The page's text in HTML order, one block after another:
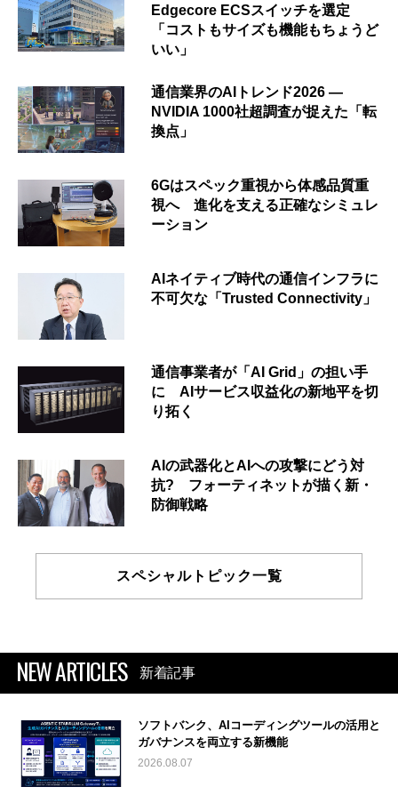
Edgecore ECSスイッチを選定
「コストもサイズも機能もちょうど
いい」
通信業界のAIトレンド2026 ―
NVIDIA 1000社超調査が捉えた「転
換点」
6Gはスペック重視から体感品質重
視へ 進化を支える正確なシミュレ
ーション
AIネイティブ時代の通信インフラに
不可欠な「Trusted Connectivity」
通信事業者が「AI Grid」の担い手
に AIサービス収益化の新地平を切
り拓く
AIの武器化とAIへの攻撃にどう対
抗? フォーティネットが描く新・
防御戦略
スペシャルトピック一覧
NEW ARTICLES 新着記事
ソフトバンク、AIコーディングツールの活用と
ガバナンスを両立する新機能
2026.08.07